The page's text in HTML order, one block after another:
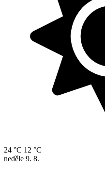
24 °C 12 °C
neděle 9. 8.